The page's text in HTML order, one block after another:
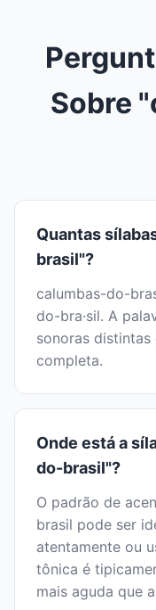
Sobre
Quantas
brasil"?
calumbas-do-
do-bra·sil. A
sonoras
completa.
Onde está a
do-brasil"?
O padrão de
brasil pode ser
atentamente ou
tônica é
mais aguda que